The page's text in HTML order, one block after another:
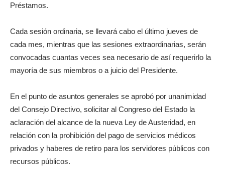
Préstamos.
Cada sesión ordinaria, se llevará cabo el último jueves de
cada mes, mientras que las sesiones extraordinarias, serán
convocadas cuantas veces sea necesario de así requerirlo la
mayoría de sus miembros o a juicio del Presidente.
En el punto de asuntos generales se aprobó por unanimidad
del Consejo Directivo, solicitar al Congreso del Estado la
aclaración del alcance de la nueva Ley de Austeridad, en
relación con la prohibición del pago de servicios médicos
privados y haberes de retiro para los servidores públicos con
recursos públicos.